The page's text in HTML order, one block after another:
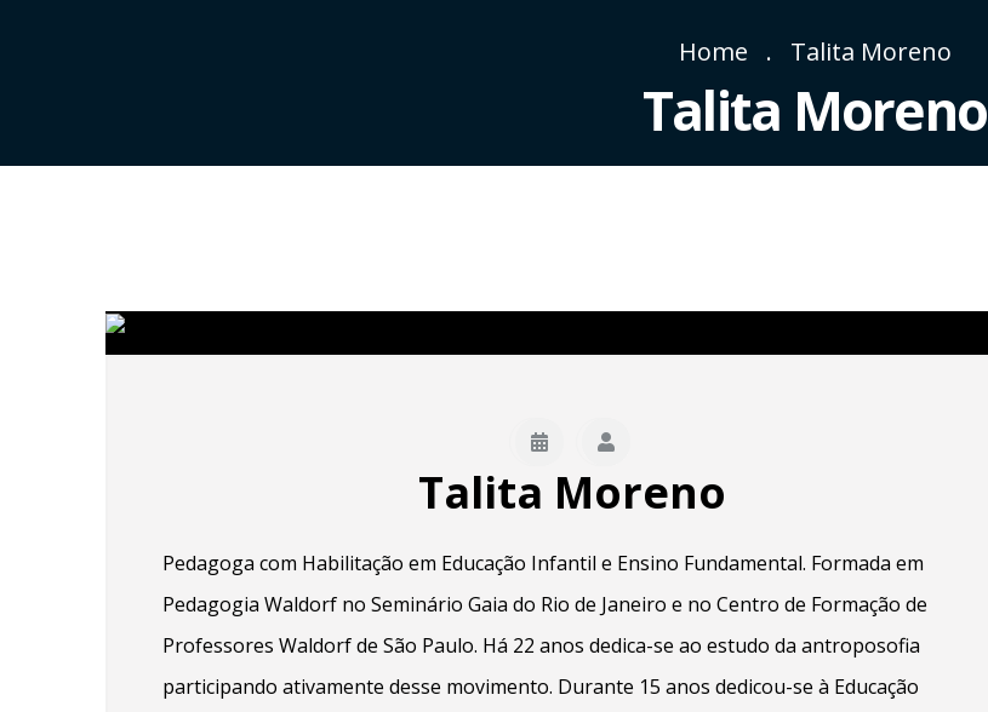
Home Talita Moreno
Talita Moreno
Talita Moreno
Pedagoga com Habilitação em Educação Infantil e Ensino Fundamental. Formada em
Pedagogia Waldorf no Seminário Gaia do Rio de Janeiro e no Centro de Formação de
Professores Waldorf de São Paulo. Há 22 anos dedica-se ao estudo da antroposofia
participando ativamente desse movimento. Durante 15 anos dedicou-se à Educação